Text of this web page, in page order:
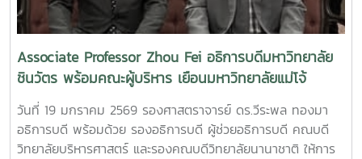
ความร่วมมือด้านการศึกษาระหว่างสถาบันการศึกษาและภาค
อุตสาหกรรมในการบ่มเพาะและพัฒนานักศึกษาที่มีศักยภาพใน
การศึกษาต่อและการสร้างโอกาสในการทำงานในไต้หวัน นอกจาก
นี้ ได้เยี่ยมชมฐานเรียนรู้และปฏิบัติงานด้านวิศวกรรมเกษตรและ
วิศวกรรมอาหาร คณะวิศวกรรมและอุตสาหกรรมเกษตร
Associate Professor Zhou Fei อธิการบดีมหาวิทยาลัย
ชินวัตร พร้อมคณะผู้บริหาร เยือนมหาวิทยาลัยแม่โจ้
วันที่ 19 มกราคม 2569 รองศาสตราจารย์ ดร.วีระพล ทองมา
อธิการบดี พร้อมด้วย รองอธิการบดี ผู้ช่วยอธิการบดี คณบดี
วิทยาลัยบริหารศาสตร์ และรองคณบดีวิทยาลัยนานาชาติ ให้การ